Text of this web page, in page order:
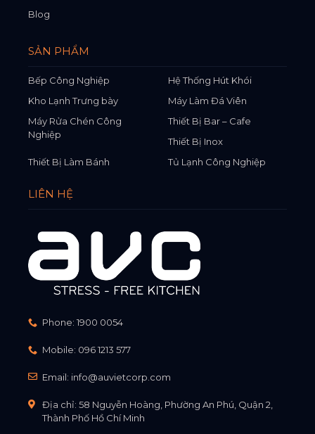
Blog
SẢN PHẨM
Bếp Công Nghiệp
Hệ Thống Hút Khói
Kho Lạnh Trưng bày
Máy Làm Đá Viên
Máy Rửa Chén Công
Nghiệp
Thiết Bị Bar – Cafe
Thiết Bị Inox
Thiết Bị Làm Bánh
Tủ Lạnh Công Nghiệp
LIÊN HỆ
Phone: 1900 0054
Mobile: 096 1213 577
Email: info@auvietcorp.com
Địa chỉ: 58 Nguyễn Hoàng, Phường An Phú, Quận 2,
Thành Phố Hồ Chí Minh